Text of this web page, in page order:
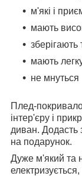
м'які і
мають
зберігають
мають
не мнуться
Плед-покривало
інтер'єру і
диван. Додасть
на подарунок.
Дуже м'який та